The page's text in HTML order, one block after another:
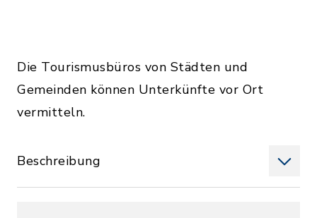
Die Tourismusbüros von Städten und
Gemeinden können Unterkünfte vor Ort
vermitteln.
Beschreibung